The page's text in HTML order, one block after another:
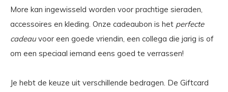
More kan ingewisseld worden voor prachtige sieraden,
accessoires en kleding. Onze cadeaubon is het perfecte
cadeauvoor een goede vriendin, een collega die jarig is of
om een speciaal iemand eens goed te verrassen!
Je hebt de keuze uit verschillende bedragen. De Giftcard